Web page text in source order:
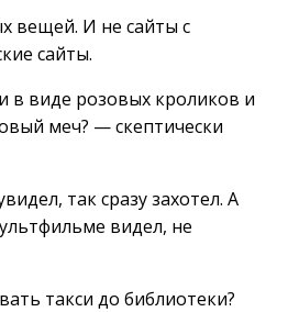
вещей. И не сайты с
сайты.
в виде розовых кроликов и
меч? — скептически
так сразу захотел. А
видел, не
такси до библиотеки?